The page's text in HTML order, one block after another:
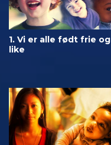
1. Vi er alle født frie og
like